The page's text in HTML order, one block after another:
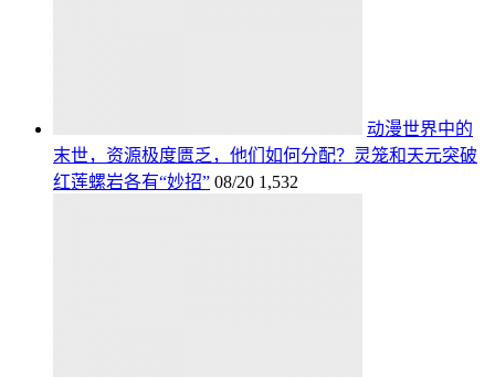
动漫世界中的
末世，资源极度匮乏，他们如何分配？灵笼和天元突破
红莲螺岩各有“妙招” 08/20 1,532